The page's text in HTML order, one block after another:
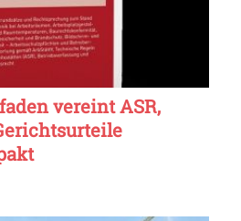
vereint ASR,